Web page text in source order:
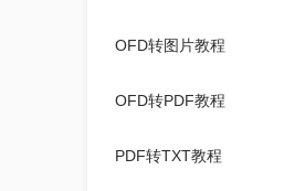
OFD转图片教程
OFD转PDF教程
PDF转TXT教程